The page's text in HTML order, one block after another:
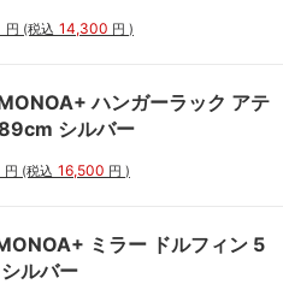
円 (税込 14,300 円 )
ハンガーラック アテ
シルバー
円 (税込 16,500 円 )
ミラー ドルフィン 5
ルバー